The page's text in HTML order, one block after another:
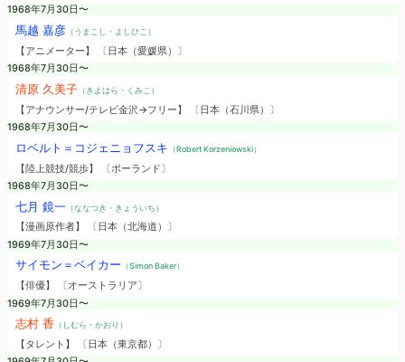
1968年7月30日〜
馬越 嘉彦（うまこし・よしひこ）
【アニメーター】 〔日本（愛媛県）〕
1968年7月30日〜
清原 久美子（きよはら・くみこ）
【アナウンサー/テレビ金沢→フリー】 〔日本（石川県）〕
1968年7月30日〜
ロベルト＝コジェニョフスキ （Robert Korzeniowski）
【陸上競技/競歩】 〔ポーランド〕
1968年7月30日〜
七月 鏡一（ななつき・きょういち）
【漫画原作者】 〔日本（北海道）〕
1969年7月30日〜
サイモン＝ベイカー （Simon Baker）
【俳優】 〔オーストラリア〕
1969年7月30日〜
志村 香 （しむら・かおり）
【タレント】 〔日本（東京都）〕